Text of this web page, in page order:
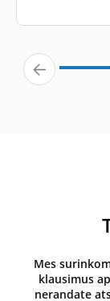
Mes
klausimus
nerandate